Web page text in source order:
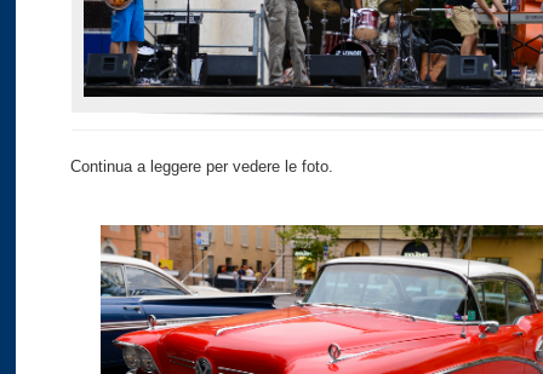
Continua a leggere per vedere le foto.